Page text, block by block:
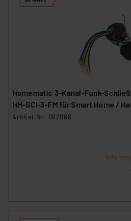
Homematic 3-Kanal-Funk-
HM-SCI-3-FM für Smart Home /
Artikel-Nr. 092068